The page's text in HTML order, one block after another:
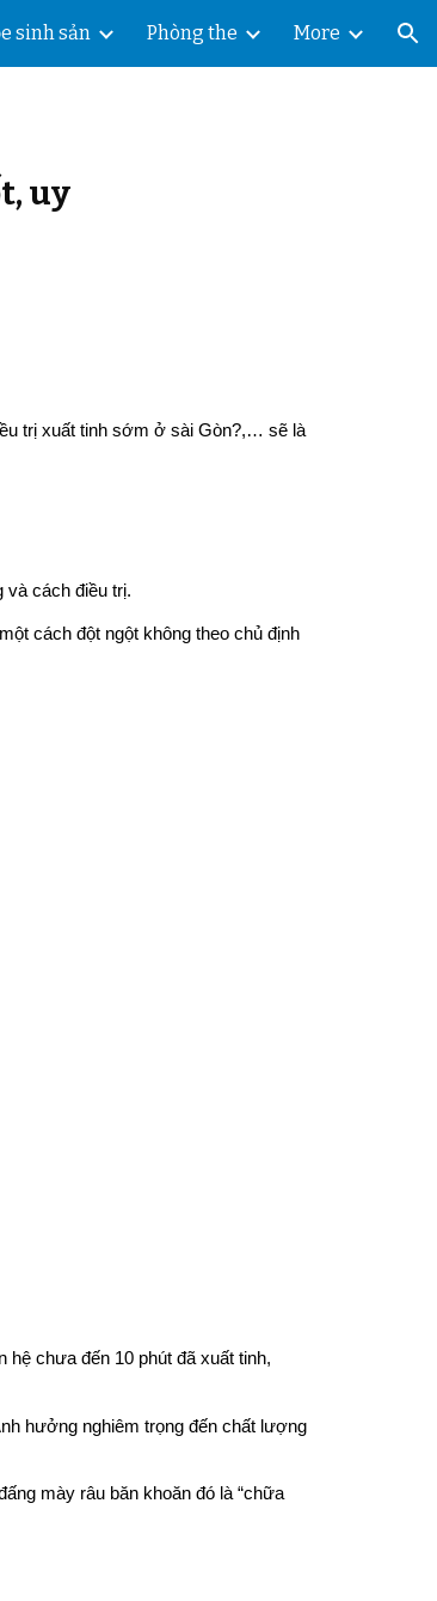
sinh sản Phòng the More
uy
trị xuất tinh sớm ở sài Gòn?,… sẽ là
cách điều trị.
cách đột ngột không theo chủ định
chưa đến 10 phút đã xuất tinh,
hưởng nghiêm trọng đến chất lượng
mày râu băn khoăn đó là “chữa